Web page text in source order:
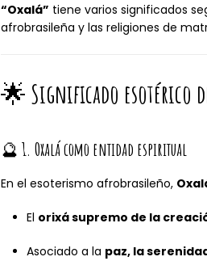
“Oxalá” tiene varios significados
afrobrasileña y las religiones de
🌟Significado esotérico
🔮 1. Oxalá como entidad espiritual
En el esoterismo afrobrasileño,
El orixá supremo de la
Asociado a la paz, la